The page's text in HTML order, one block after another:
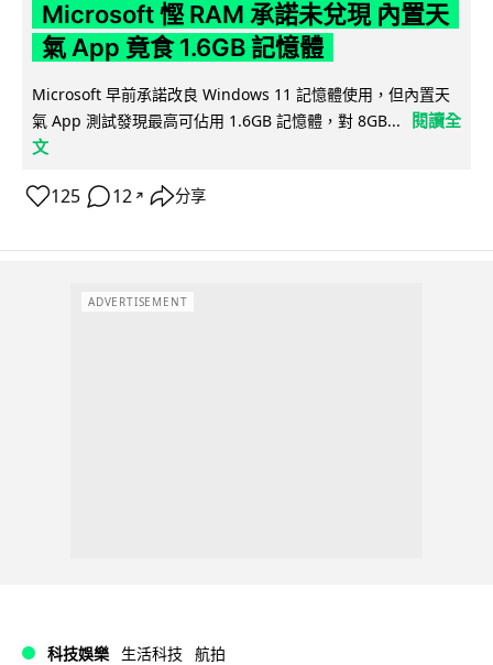
Microsoft 慳 RAM 承諾未兌現 內置天
氣 App 竟食 1.6GB 記憶體
Microsoft 早前承諾改良 Windows 11 記憶體使用，但內置天
氣 App 測試發現最高可佔用 1.6GB 記憶體，對 8GB...
閱讀全
文
125 12 ↗ 分享
ADVERTISEMENT
科技娛樂 生活科技 航拍